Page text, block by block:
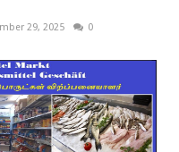
29, 2025 0